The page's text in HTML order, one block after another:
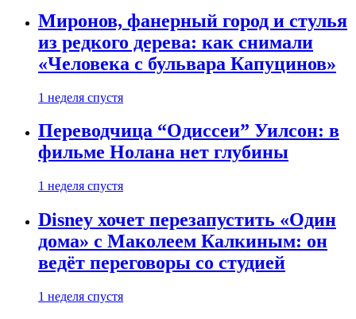
Миронов, фанерный город и стулья
из редкого дерева: как снимали
«Человека с бульвара Капуцинов»
1 неделя спустя
Переводчица “Одиссеи” Уилсон: в
фильме Нолана нет глубины
1 неделя спустя
Disney хочет перезапустить «Один
дома» с Маколеем Калкиным: он
ведёт переговоры со студией
1 неделя спустя